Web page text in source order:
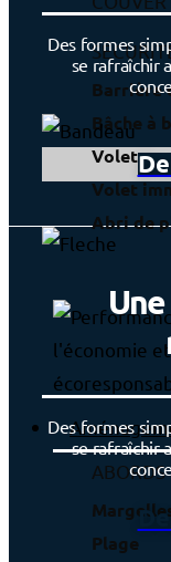
Barrière
Bâche à
Volet
Volet
Abri de
ABORDS
Plage
Des formes
se rafraîchir
Des formes
se rafraîchir